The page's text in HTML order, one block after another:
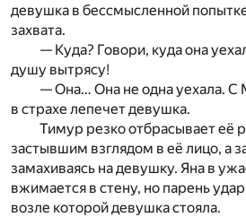
девушка в бессмысленной
захвата.
— Куда? Говори, куда она
душу вытрясу!
— Она… Она не одна уехала.
в страхе лепечет девушка.
Тимур резко отбрасывает её
застывшим взглядом в её лицо, а
замахиваясь на девушку. Яна в
вжимается в стену, но парень
возле которой девушка стояла.